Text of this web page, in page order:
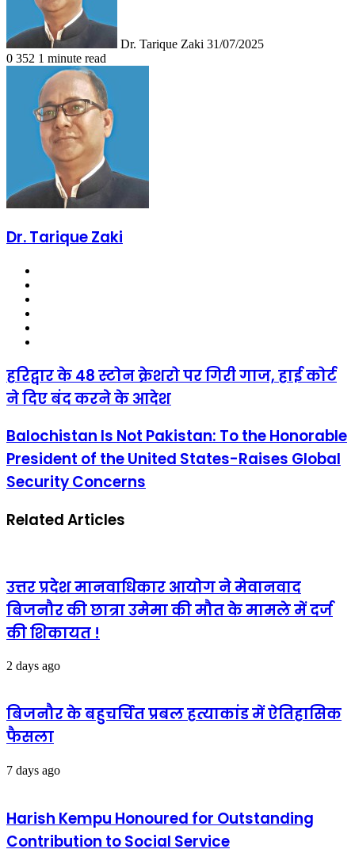
Dr. Tarique Zaki 31/07/2025
0 352 1 minute read
Dr. Tarique Zaki
हरिद्वार
के
48
क्रेशरो
पर
गिरी
गाज,
हाई
ने
दिए
आदेश
हरिद्वार के 48 स्टोन क्रेशरो पर गिरी गाज, हाई कोर्ट
ने दिए बंद करने के आदेश
Balochistan
Is
Not
Pakistan:
To
Honorable
States-
Raises
Global
Security
Balochistan Is Not Pakistan: To the Honorable
President of the United States-Raises Global
Security Concerns
Related Articles
उत्तर प्रदेश मानवाधिकार आयोग ने मेवानवाद
बिजनौर की छात्रा उमेमा की मौत के मामले में दर्ज
की शिकायत !
2 days ago
बिजनौर के बहुचर्चित प्रबल हत्याकांड में ऐतिहासिक
फैसला
7 days ago
Harish Kempu Honoured for Outstanding
Contribution to Social Service